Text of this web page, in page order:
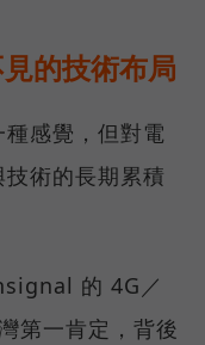
的技術布局
感覺，但對電
術的長期累積
的 4G／
第一肯定，背後